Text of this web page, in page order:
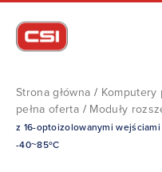
Strona główna / Komputery
pełna oferta / Moduły
z 16-optoizolowanymi
-40~85ºC